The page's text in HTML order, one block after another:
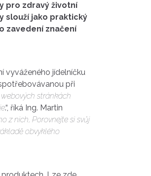
pro zdravý životní
slouží jako praktický
zavedení značení
vyváženého jídelníčku
při
stránkách
.“, říká Ing. Martin
z nich, Porovnejte si svůj
obvyklého